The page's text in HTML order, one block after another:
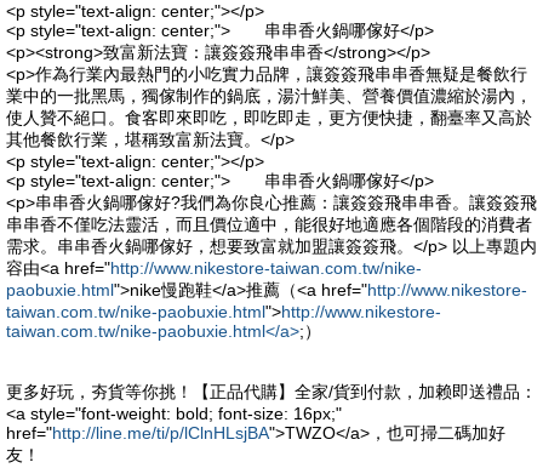
<p style="text-align: center;"></p>
<p style="text-align: center;"> 串串香火鍋哪傢好</p>
<p><strong>致富新法寶：讓簽簽飛串串香</strong></p>
<p>作為行業內最熱門的小吃實力品牌，讓簽簽飛串串香無疑是餐飲行
業中的一批黑馬，獨傢制作的鍋底，湯汁鮮美、營養價值濃縮於湯內，
使人贊不絕口。食客即來即吃，即吃即走，更方便快捷，翻臺率又高於
其他餐飲行業，堪稱致富新法寶。</p>
<p style="text-align: center;"></p>
<p style="text-align: center;"> 串串香火鍋哪傢好</p>
<p>串串香火鍋哪傢好?我們為你良心推薦：讓簽簽飛串串香。讓簽簽飛
串串香不僅吃法靈活，而且價位適中，能很好地適應各個階段的消費者
需求。串串香火鍋哪傢好，想要致富就加盟讓簽簽飛。</p> 以上專題内
容由<a href="http://www.nikestore-taiwan.com.tw/nike-
paobuxie.html">nike慢跑鞋</a>推薦（<a href="http://www.nikestore-
taiwan.com.tw/nike-paobuxie.html">http://www.nikestore-
taiwan.com.tw/nike-paobuxie.html</a>;）
更多好玩，夯貨等你挑！【正品代購】全家/貨到付款，加赖即送禮品：
<a style="font-weight: bold; font-size: 16px;"
href="http://line.me/ti/p/lClnHLsjBA">TWZO</a>，也可掃二碼加好
友！